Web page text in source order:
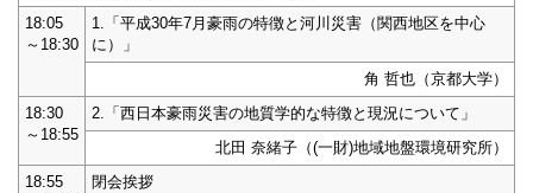
18:05
～18:30
1.「平成30年7月豪雨の特徴と河川災害（関西地区を中心
に）」
角 哲也（京都大学）
18:30
～18:55
2.「西日本豪雨災害の地質学的な特徴と現況について」
北田 奈緒子（(一財)地域地盤環境研究所）
18:55
閉会挨拶